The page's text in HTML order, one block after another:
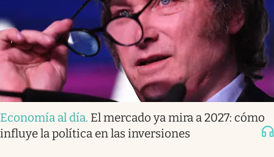
Economía al día. El mercado ya mira a 2027: cómo
influye la política en las inversiones